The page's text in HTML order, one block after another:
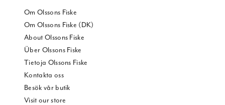
Om Olssons Fiske
Om Olssons Fiske (DK)
About Olssons Fiske
Über Olssons Fiske
Tietoja Olssons Fiske
Kontakta oss
Besök vår butik
Visit our store